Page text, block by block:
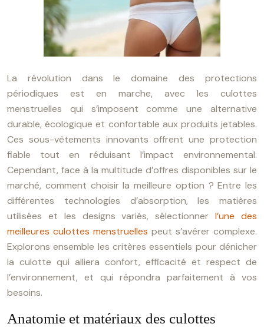
La révolution dans le domaine des protections
périodiques est en marche, avec les culottes
menstruelles qui s’imposent comme une alternative
durable, écologique et confortable aux produits jetables.
Ces sous-vêtements innovants offrent une protection
fiable tout en réduisant l’impact environnemental.
Cependant, face à la multitude d’offres disponibles sur le
marché, comment choisir la meilleure option ? Entre les
différentes technologies d’absorption, les matières
utilisées et les designs variés, sélectionnerl’une des
meilleures culottes menstruelles peut s’avérer complexe.
Explorons ensemble les critères essentiels pour dénicher
la culotte qui alliera confort, efficacité et respect de
l’environnement, et qui répondra parfaitement à vos
besoins.
Anatomie et matériaux des culottes